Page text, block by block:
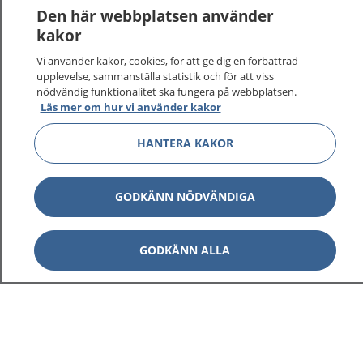
1177 – tryggt om din hälsa och vård
På 1177.se får du råd om hälsa och information om
sjukdomar och vilka mottagningar du kan kontakta.
Logga in för att läsa din journal och göra dina
vårdärenden. Ring telefonnummer 1177 för
sjukvårdsrådgivning dygnet runt.
1177 ger dig råd när du vill må bättre.
1177 på flera språk Visa
Visa
Den här webbplatsen använder
kakor
Vi använder kakor, cookies, för att ge dig en förbättrad
upplevelse, sammanställa statistik och för att viss
nödvändig funktionalitet ska fungera på webbplatsen.
Läs mer om hur vi använder kakor
HANTERA KAKOR
GODKÄNN NÖDVÄNDIGA
GODKÄNN ALLA